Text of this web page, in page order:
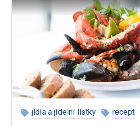
jídla a jídelní lístky recept